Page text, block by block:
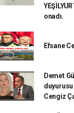
onadı.
Efsane
Demet
duyurusu
Cengiz